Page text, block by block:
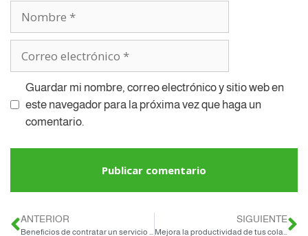
Guardar mi nombre, correo electrónico y sitio web en
este navegador para la próxima vez que haga un
comentario.
ANTERIOR SIGUIENTE